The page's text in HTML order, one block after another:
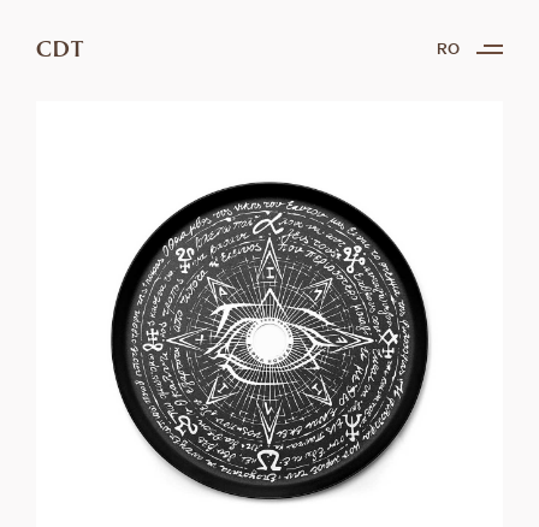
CDT RO